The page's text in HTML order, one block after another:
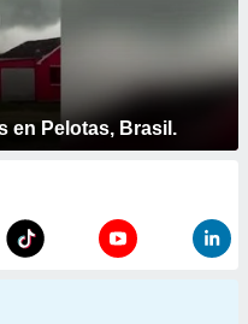
en Pelotas, Brasil.